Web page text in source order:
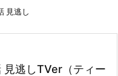
見逃し
見逃しTVer（ティー